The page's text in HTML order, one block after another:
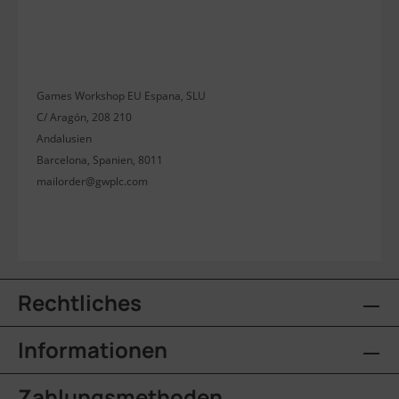
Games Workshop EU Espana, SLU
C/ Aragón, 208 210
Andalusien
Barcelona, Spanien, 8011
mailorder@gwplc.com
Rechtliches
Informationen